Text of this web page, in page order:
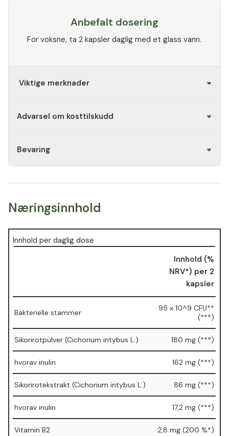
Anbefalt dosering
For voksne, ta 2 kapsler daglig med et glass vann.
Viktige merknader
Advarsel om kosttilskudd
Bevaring
Næringsinnhold
Innhold per daglig dose
Innhold (%
NRV*) per 2
kapsler
Bakterielle stammer
95 x 10^9 CFU**
(***)
Sikorirotpulver (Cichorium intybus L.) 180 mg (***)
hvorav inulin 162 mg (***)
Sikorirotekstrakt (Cichorium intybus L.) 86 mg (***)
hvorav inulin 17,2 mg (***)
Vitamin B2 2,8 mg (200 %*)